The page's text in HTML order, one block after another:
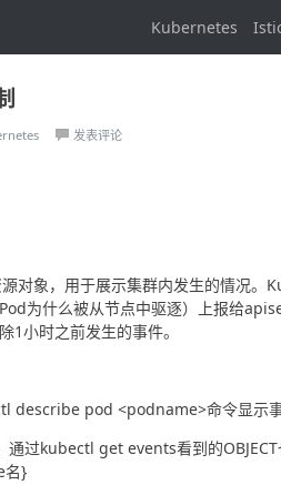
Kubernetes
发表评论
对象，用于展示集群内发生的情况。
Pod为什么被从节点中驱逐）上报给
1小时之前发生的事件。
describe pod <podname>命令显示
通过kubectl get events看到的
名}